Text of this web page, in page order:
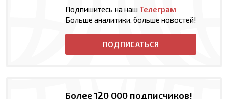
Подпишитесь на наш Телеграм
Больше аналитики, больше новостей!
ПОДПИСАТЬСЯ
Более 120 000 подписчиков!